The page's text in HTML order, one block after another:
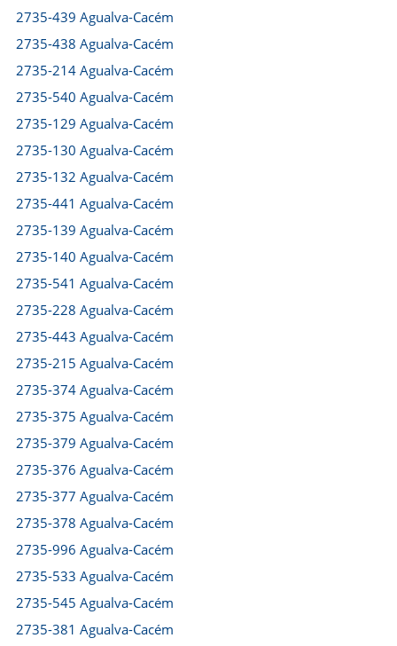
2735-439 Agualva-Cacém
2735-438 Agualva-Cacém
2735-214 Agualva-Cacém
2735-540 Agualva-Cacém
2735-129 Agualva-Cacém
2735-130 Agualva-Cacém
2735-132 Agualva-Cacém
2735-441 Agualva-Cacém
2735-139 Agualva-Cacém
2735-140 Agualva-Cacém
2735-541 Agualva-Cacém
2735-228 Agualva-Cacém
2735-443 Agualva-Cacém
2735-215 Agualva-Cacém
2735-374 Agualva-Cacém
2735-375 Agualva-Cacém
2735-379 Agualva-Cacém
2735-376 Agualva-Cacém
2735-377 Agualva-Cacém
2735-378 Agualva-Cacém
2735-996 Agualva-Cacém
2735-533 Agualva-Cacém
2735-545 Agualva-Cacém
2735-381 Agualva-Cacém